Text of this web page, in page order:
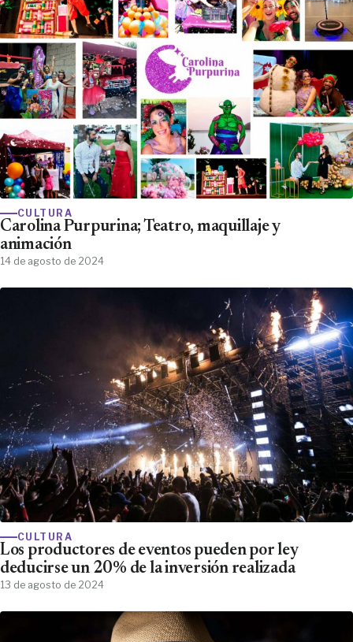
CULTURA
Carolina Purpurina; Teatro, maquillaje y
animación
14 de agosto de 2024
CULTURA
Los productores de eventos pueden por ley
deducirse un 20% de la inversión realizada
13 de agosto de 2024